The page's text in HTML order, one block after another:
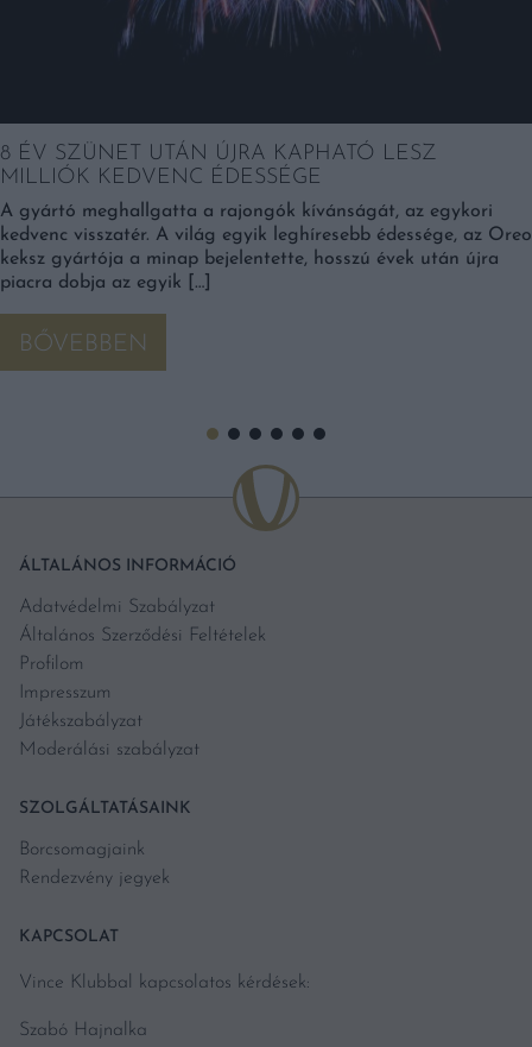
8 ÉV SZÜNET UTÁN ÚJRA KAPHATÓ LESZ
MILLIÓK KEDVENC ÉDESSÉGE
A gyártó meghallgatta a rajongók kívánságát, az egykori
kedvenc visszatér. A világ egyik leghíresebb édessége, az Oreo
keksz gyártója a minap bejelentette, hosszú évek után újra
piacra dobja az egyik […]
BŐVEBBEN
ÁLTALÁNOS INFORMÁCIÓ
Adatvédelmi Szabályzat
Általános Szerződési Feltételek
Profilom
Impresszum
Játékszabályzat
Moderálási szabályzat
SZOLGÁLTATÁSAINK
Borcsomagjaink
Rendezvény jegyek
KAPCSOLAT
Vince Klubbal kapcsolatos kérdések:
Szabó Hajnalka